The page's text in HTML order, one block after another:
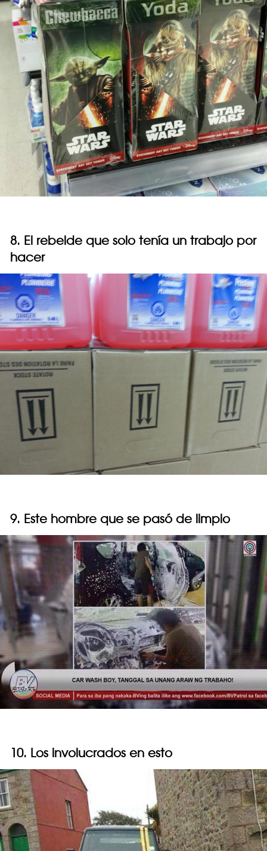
8. El rebelde que solo tenía un trabajo por
hacer
9. Este hombre que se pasó de limpio
10. Los involucrados en esto